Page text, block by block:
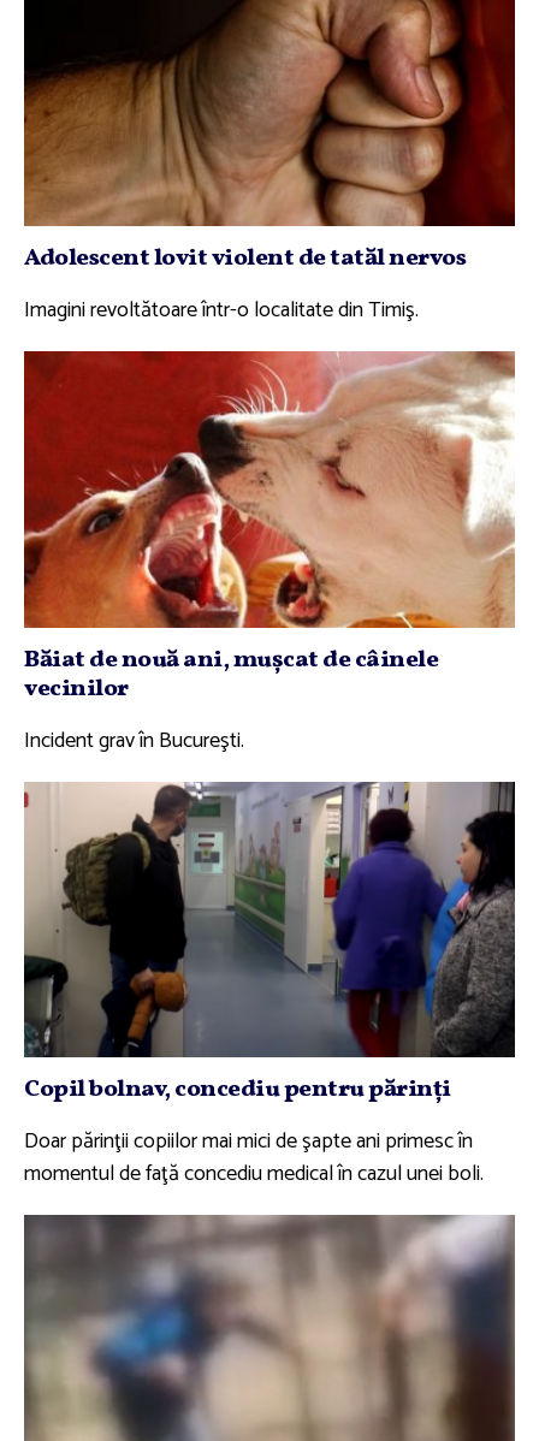
Adolescent lovit violent de tatăl nervos
Imagini revoltătoare într-o localitate din Timiş.
Băiat de nouă ani, muşcat de câinele
vecinilor
Incident grav în Bucureşti.
Copil bolnav, concediu pentru părinţi
Doar părinţii copiilor mai mici de şapte ani primesc în
momentul de faţă concediu medical în cazul unei boli.